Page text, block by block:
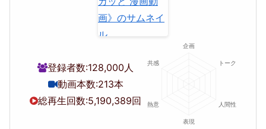
登録者数:128,000人
動画本数:213本
総再生回数:5,190,389回